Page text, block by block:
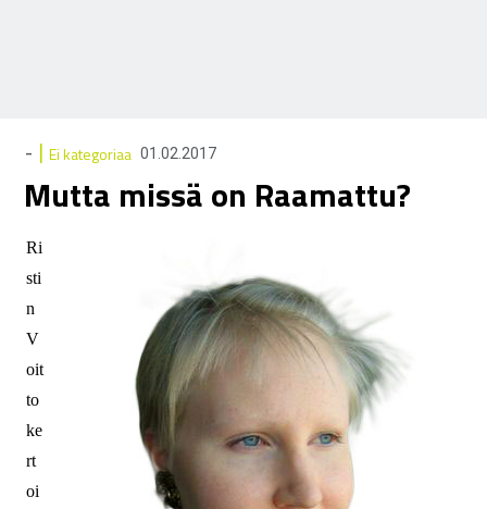
- | Ei kategoriaa 01.02.2017
Mutta missä on Raamattu?
Ri
sti
n
V
oit
to
ke
rt
oi